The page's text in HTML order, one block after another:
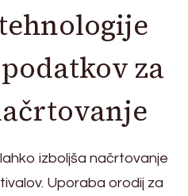
za
izboljša načrtovanje
Uporaba orodij za